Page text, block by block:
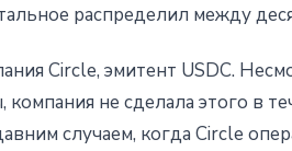
распределил между
Circle, эмитент USDC.
не сделала этого в
случаем, когда Circle